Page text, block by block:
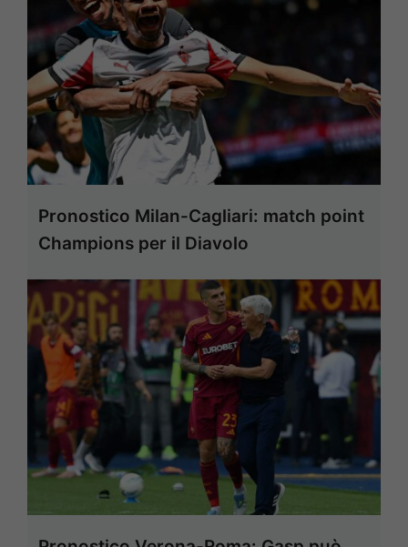
Pronostico Milan-Cagliari: match point
Champions per il Diavolo